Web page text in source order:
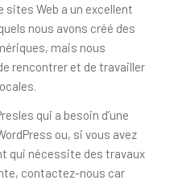
sites Web a un excellent
nous avons créé des
mais nous
rencontrer et de travailler
qui a besoin d’une
ou, si vous avez
qui nécessite des travaux
contactez-nous car